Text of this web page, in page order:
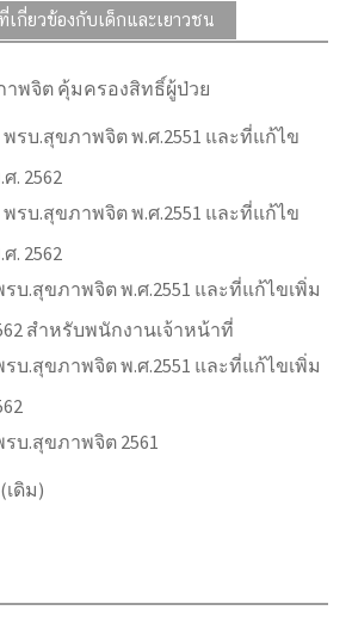
กี่ยวข้องกับเด็กและเยาวชน
าพจิต คุ้มครองสิทธิ์ผู้ป่วย
รบ.สุขภาพจิต พ.ศ.2551 และที่แก้ไข
. 2562
รบ.สุขภาพจิต พ.ศ.2551 และที่แก้ไข
. 2562
บ.สุขภาพจิต พ.ศ.2551 และที่แก้ไขเพิ่ม
สำหรับพนักงานเจ้าหน้าที่
บ.สุขภาพจิต พ.ศ.2551 และที่แก้ไขเพิ่ม
บ.สุขภาพจิต 2561
ดิม)